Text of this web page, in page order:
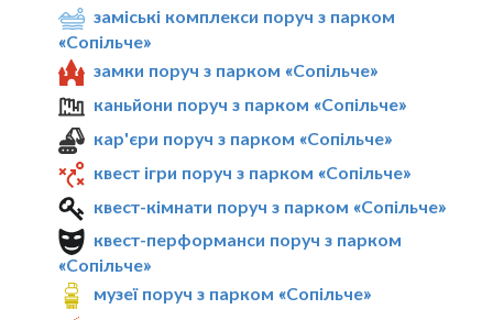
заміські комплекси поруч з парком
«Сопільче»
замки поруч з парком «Сопільче»
каньйони поруч з парком «Сопільче»
кар'єри поруч з парком «Сопільче»
квест ігри поруч з парком «Сопільче»
квест-кімнати поруч з парком «Сопільче»
квест-перформанси поруч з парком
«Сопільче»
музеї поруч з парком «Сопільче»